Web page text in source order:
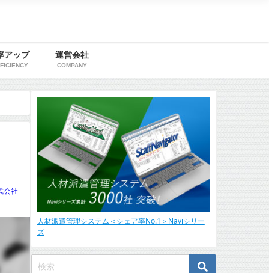
アップ 運営会社
COMPANY
会社
人材派遣管理システム＜シェア率No.1＞Naviシリー
ズ